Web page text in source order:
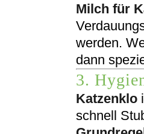
Milch für
werden.
dann
3.
Katzenklo
schnell